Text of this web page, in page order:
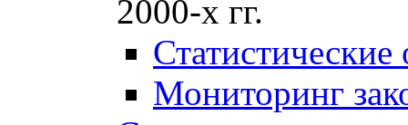
2000-х гг.
Мониторинг